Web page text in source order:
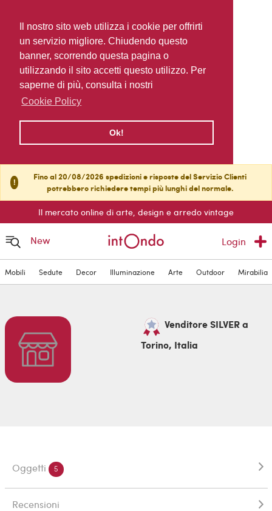
Il nostro sito web utilizza i cookie per offrirti
un servizio migliore. Chiudendo questo
banner, scorrendo questa pagina o
utilizzando il sito accetti questo utilizzo. Per
saperne di più, consulta i nostri
Cookie Policy
Ok!
!
Fino al 20/08/2026 spedizioni e risposte del Servizio Clienti
potrebbero richiedere tempi più lunghi del normale.
Il mercato online di arte, design e arredo vintage
New Login
Mobili Sedute Decor Illuminazione Arte Outdoor Mirabilia
Venditore SILVER a
Torino, Italia
Oggetti 5
Recensioni